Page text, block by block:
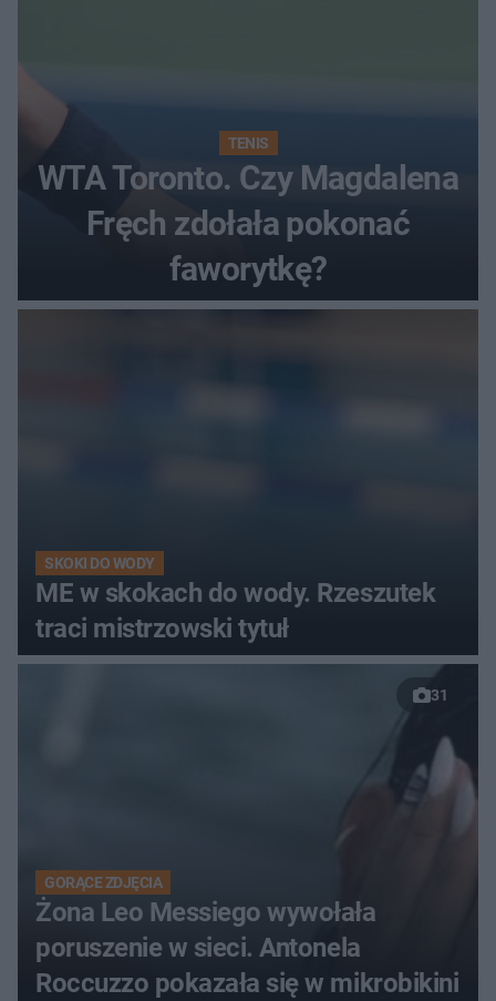
TENIS
WTA Toronto. Czy Magdalena
Fręch zdołała pokonać
faworytkę?
SKOKI DO WODY
ME w skokach do wody. Rzeszutek
traci mistrzowski tytuł
31
GORĄCE ZDJĘCIA
Żona Leo Messiego wywołała
poruszenie w sieci. Antonela
Roccuzzo pokazała się w mikrobikini